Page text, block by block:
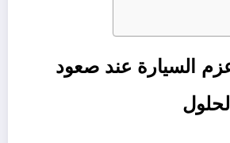
السيارة عند صعود